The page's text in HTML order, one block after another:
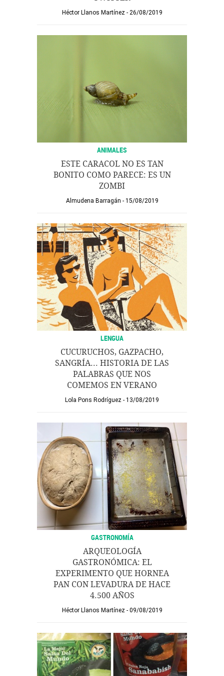
Héctor Llanos Martínez 26/08/2019
ANIMALES
ESTE CARACOL NO ES TAN
BONITO COMO PARECE: ES UN
ZOMBI
Almudena Barragán 15/08/2019
LENGUA
CUCURUCHOS, GAZPACHO,
SANGRÍA... HISTORIA DE LAS
PALABRAS QUE NOS
COMEMOS EN VERANO
Lola Pons Rodríguez 13/08/2019
GASTRONOMÍA
ARQUEOLOGÍA
GASTRONÓMICA: EL
EXPERIMENTO QUE HORNEA
PAN CON LEVADURA DE HACE
4.500 AÑOS
Héctor Llanos Martínez 09/08/2019